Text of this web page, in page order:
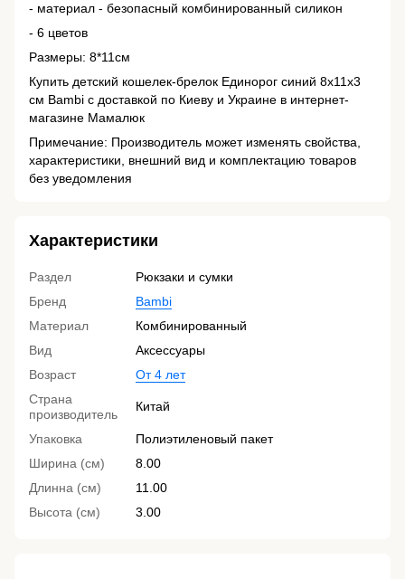
- материал - безопасный комбинированный силикон
- 6 цветов
Размеры: 8*11см
Купить детский кошелек-брелок Единорог синий 8х11х3
см Bambi с доставкой по Киеву и Украине в интернет-
магазине Мамалюк
Примечание: Производитель может изменять свойства,
характеристики, внешний вид и комплектацию товаров
без уведомления
Характеристики
Раздел
Рюкзаки и сумки
Бренд
Bambi
Материал
Комбинированный
Вид
Аксессуары
Возраст
От 4 лет
Страна
производитель
Китай
Упаковка
Полиэтиленовый пакет
Ширина (см)
8.00
Длинна (см)
11.00
Высота (см)
3.00